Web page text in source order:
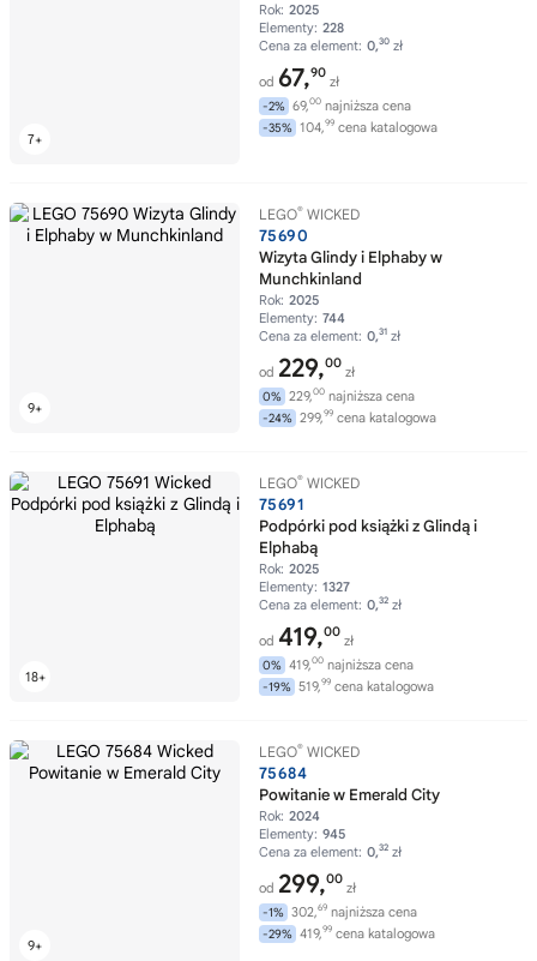
Rok: 2025
Elementy: 228
Cena za element: 0,30 zł
od 67,90
zł
-2% 69,00 najniższa cena
-35% 104,99 cena katalogowa
LEGO® WICKED
75690
Wizyta Glindy i Elphaby w
Munchkinland
Rok: 2025
Elementy: 744
Cena za element: 0,31 zł
od 229,00
zł
0% 229,00 najniższa cena
-24% 299,99 cena katalogowa
LEGO® WICKED
75691
Podpórki pod książki z Glindą i
Elphabą
Rok: 2025
Elementy: 1327
Cena za element: 0,32 zł
od 419,00
zł
0% 419,00 najniższa cena
-19% 519,99 cena katalogowa
LEGO® WICKED
75684
Powitanie w Emerald City
Rok: 2024
Elementy: 945
Cena za element: 0,32 zł
od 299,00
zł
-1% 302,69 najniższa cena
-29% 419,99 cena katalogowa